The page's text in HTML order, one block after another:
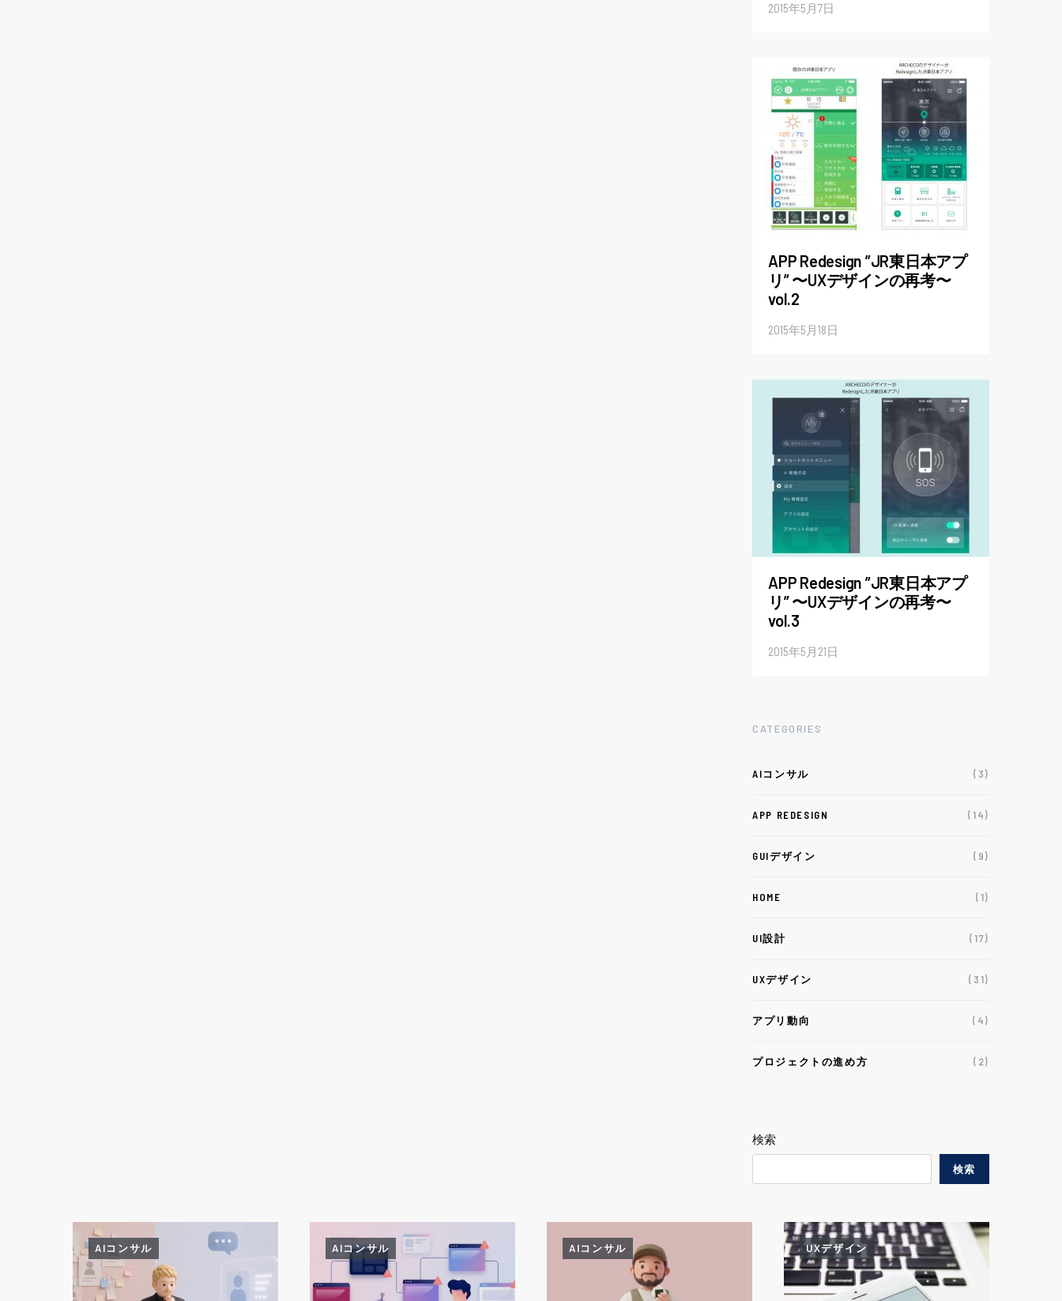
2015年5月7日
APP Redesign ”JR東日本アプ
リ” 〜UXデザインの再考〜
vol.2
2015年5月18日
APP Redesign ”JR東日本アプ
リ” 〜UXデザインの再考〜
vol.3
2015年5月21日
CATEGORIES
AIコンサル (3)
APP REDESIGN (14)
GUIデザイン (9)
HOME (1)
UI設計 (17)
UXデザイン (31)
アプリ動向 (4)
プロジェクトの進め方 (2)
検索
検索
AIコンサル AIコンサル AIコンサル UXデザイン